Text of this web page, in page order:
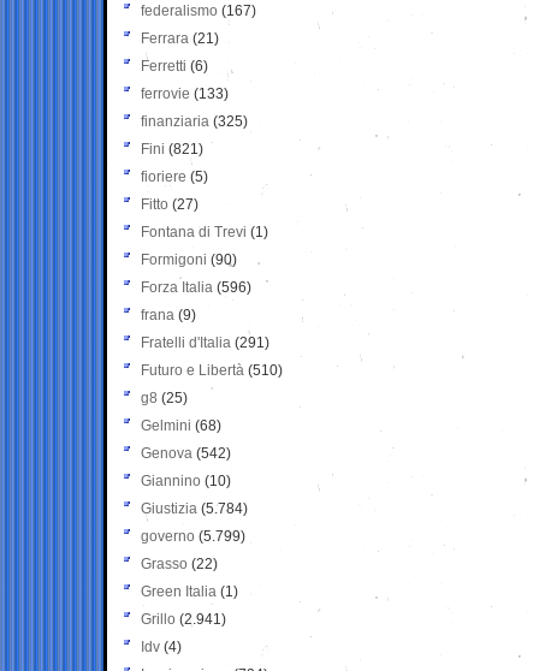
federalismo (167)
Ferrara (21)
Ferretti (6)
ferrovie (133)
finanziaria (325)
Fini (821)
fioriere (5)
Fitto (27)
Fontana di Trevi (1)
Formigoni (90)
Forza Italia (596)
frana (9)
Fratelli d'Italia (291)
Futuro e Libertà (510)
g8 (25)
Gelmini (68)
Genova (542)
Giannino (10)
Giustizia (5.784)
governo (5.799)
Grasso (22)
Green Italia (1)
Grillo (2.941)
Idv (4)